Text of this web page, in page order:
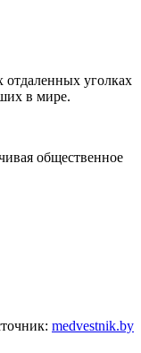
уголках
в мире.
общественное
medvestnik.by